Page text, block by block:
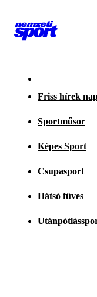
Friss hírek
Sportműsor
Képes Sport
Csupasport
Hátsó füves